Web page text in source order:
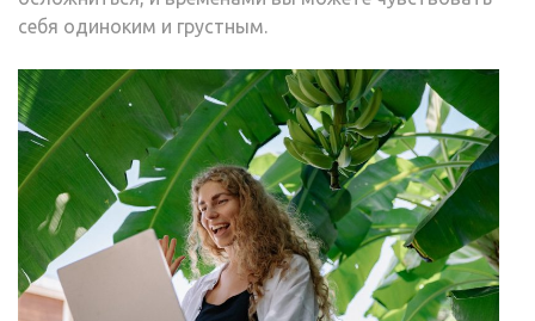
себя одиноким и грустным.